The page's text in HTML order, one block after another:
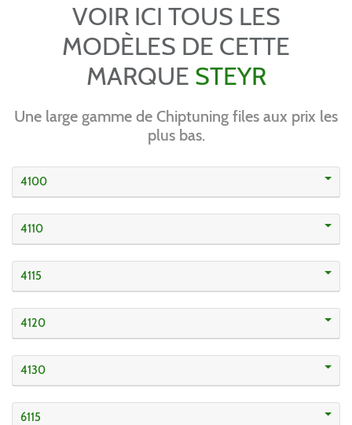
VOIR ICI TOUS LES
MODÈLES DE CETTE
MARQUE STEYR
Une large gamme de Chiptuning files aux prix les
plus bas.
4100
4110
4115
4120
4130
6115